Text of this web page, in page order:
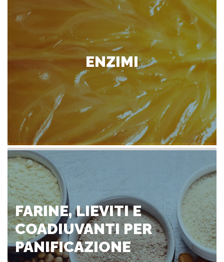
ENZIMI
FARINE, LIEVITI E
COADIUVANTI PER
PANIFICAZIONE